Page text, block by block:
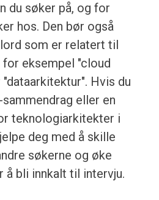
du søker på, og for
hos. Den bør også
som er relatert til
for eksempel "cloud
Hvis du
eller en
teknologiarkitekter i
deg med å skille
søkerne og øke
å bli innkalt til intervju.